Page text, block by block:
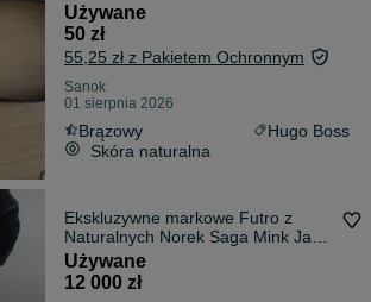
Używane
50 zł
55,25 zł z Pakietem Ochronnym
Sanok
01 sierpnia 2026
Brązowy
Hugo Boss
Skóra naturalna
Ekskluzywne markowe Futro z
Naturalnych Norek Saga Mink Jan
Nowe
Używane
12 000 zł